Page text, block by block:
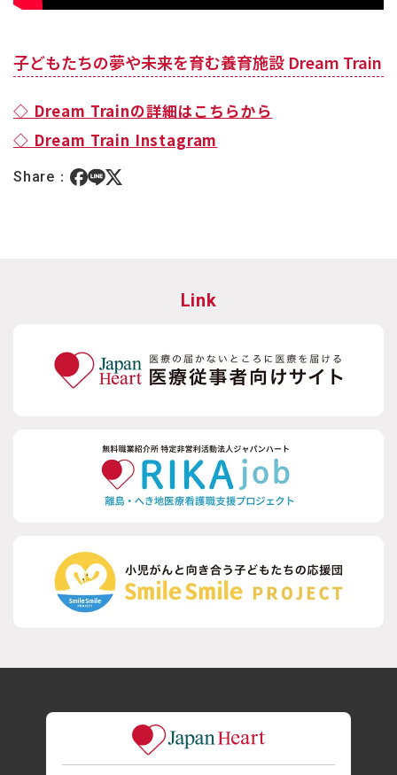
子どもたちの夢や未来を育む養育施設 Dream Train
◇ Dream Trainの詳細はこちらから
◇ Dream Train Instagram
Share：
Link